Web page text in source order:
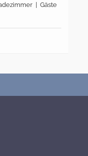
| Gäste